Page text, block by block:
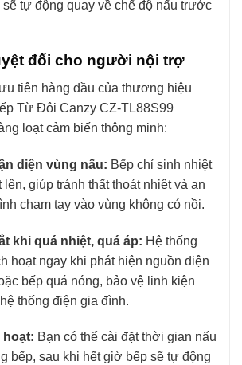
sẽ tự động quay về chế độ nấu trước
đối cho người nội trợ
tiên hàng đầu của thương hiệu
Từ Đôi Canzy CZ-TL88S99
loạt cảm biến thông minh:
diện vùng nấu: Bếp chỉ sinh nhiệt
lên, giúp tránh thất thoát nhiệt và an
chạm tay vào vùng không có nồi.
khi quá nhiệt, quá áp: Hệ thống
hoạt ngay khi phát hiện nguồn điện
bếp quá nóng, bảo vệ linh kiện
thống điện gia đình.
hoạt: Bạn có thể cài đặt thời gian nấu
bếp, sau khi hết giờ bếp sẽ tự động